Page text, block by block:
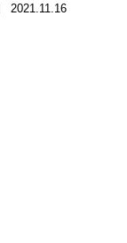
2021.11.16